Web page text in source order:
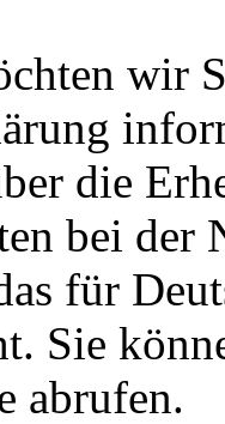
wir
die
bei der
für
Sie
abrufen.